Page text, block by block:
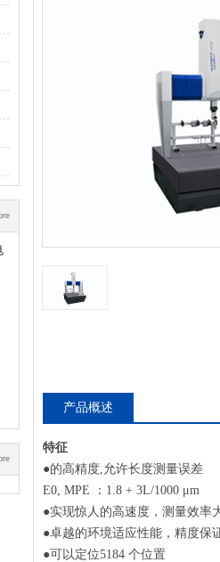
产品概述
特征
●的高精度,允许长度测量误差
E0, MPE ：1.8 + 3L/1000 μm
●实现惊人的高速度，测量效率
●卓越的环境适应性能，精度
●可以定位5184 个位置